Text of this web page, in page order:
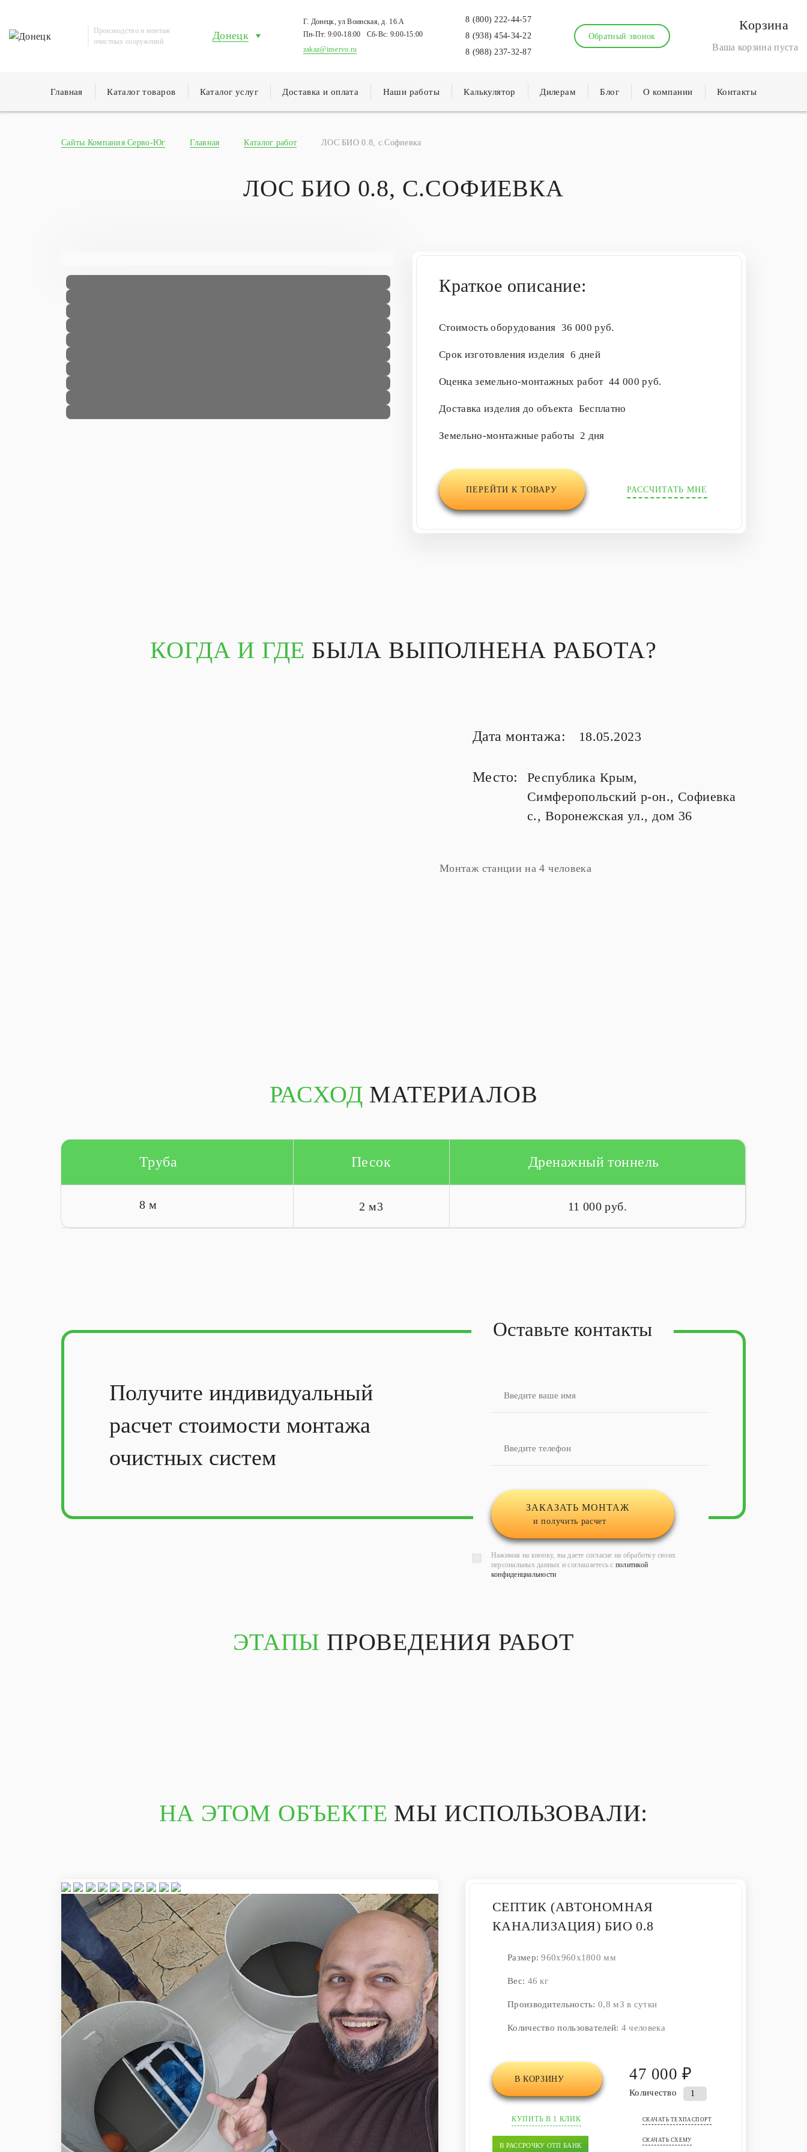
Производство и монтаж
очистных сооружений
Донецк
Г. Донецк, ул Воинская, д. 16.А
Пн-Пт: 9:00-18:00 Сб-Вс: 9:00-15:00
zakaz@inservo.ru
8 (800) 222-44-57
8 (938) 454-34-22
8 (988) 237-32-87
Обратный звонок
Корзина
Ваша корзина пуста
Главная Каталог товаров Каталог услуг Доставка и оплата Наши работы Калькулятор Дилерам Блог О компании Контакты
Сайты Компания Серво-Юг Главная Каталог работ ЛОС БИО 0.8, с.Софиевка
ЛОС БИО 0.8, С.СОФИЕВКА
Краткое описание:
Стоимость оборудования 36 000 руб.
Срок изготовления изделия 6 дней
Оценка земельно-монтажных работ 44 000 руб.
Доставка изделия до объекта Бесплатно
Земельно-монтажные работы 2 дня
ПЕРЕЙТИ К ТОВАРУ РАССЧИТАТЬ МНЕ
КОГДА И ГДЕ БЫЛА ВЫПОЛНЕНА РАБОТА?
Дата монтажа: 18.05.2023
Место:
Республика Крым,
Симферопольский р-он., Софиевка
с., Воронежская ул., дом 36
Монтаж станции на 4 человека
РАСХОД МАТЕРИАЛОВ
Труба
8 м
Песок
2 м3
Дренажный тоннель
11 000 руб.
Получите индивидуальный
расчет стоимости монтажа
очистных систем
Оставьте контакты
ЗАКАЗАТЬ МОНТАЖ
и получить расчет
Нажимая на кнопку, вы даете согласие на обработку своих
персональных данных и соглашаетесь с политикой
конфиденциальности
ЭТАПЫ ПРОВЕДЕНИЯ РАБОТ
НА ЭТОМ ОБЪЕКТЕ МЫ ИСПОЛЬЗОВАЛИ:
СЕПТИК (АВТОНОМНАЯ
КАНАЛИЗАЦИЯ) БИО 0.8
Размер:960x960x1800 мм
Вес: 46 кг
Производительность: 0,8 м3 в сутки
Количество пользователей: 4 человека
В КОРЗИНУ
КУПИТЬ В 1 КЛИК
В РАССРОЧКУ ОТП БАНК
47 000 ₽
Количество Количество
Септик
(автономная
СКАЧАТЬ ТЕХПАСПОРТ
СКАЧАТЬ СХЕМУ